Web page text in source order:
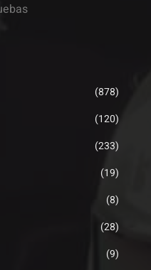
(878)
(120)
(233)
(19)
(8)
(28)
(9)